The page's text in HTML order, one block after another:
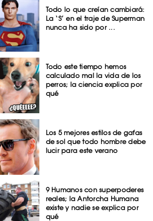
Todo lo que creían cambiará:
La ‘S’ en el traje de Superman
nunca ha sido por ...
Todo este tiempo hemos
calculado mal la vida de los
perros; la ciencia explica por
qué
Los 5 mejores estilos de gafas
de sol que todo hombre debe
lucir para este verano
9 Humanos con superpoderes
reales; la Antorcha Humana
existe y nadie se explica por
qué